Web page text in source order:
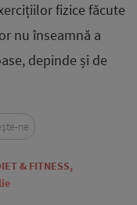
fizice făcute
nu înseamnă a
depinde și de
& FITNESS,
ne